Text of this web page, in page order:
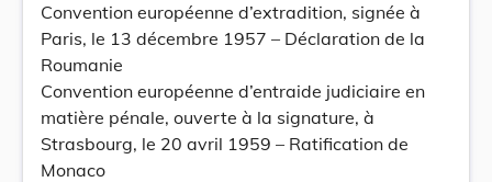
Convention européenne d’extradition, signée à
Paris, le 13 décembre 1957 – Déclaration de la
Roumanie
Convention européenne d’entraide judiciaire en
matière pénale, ouverte à la signature, à
Strasbourg, le 20 avril 1959 – Ratification de
Monaco